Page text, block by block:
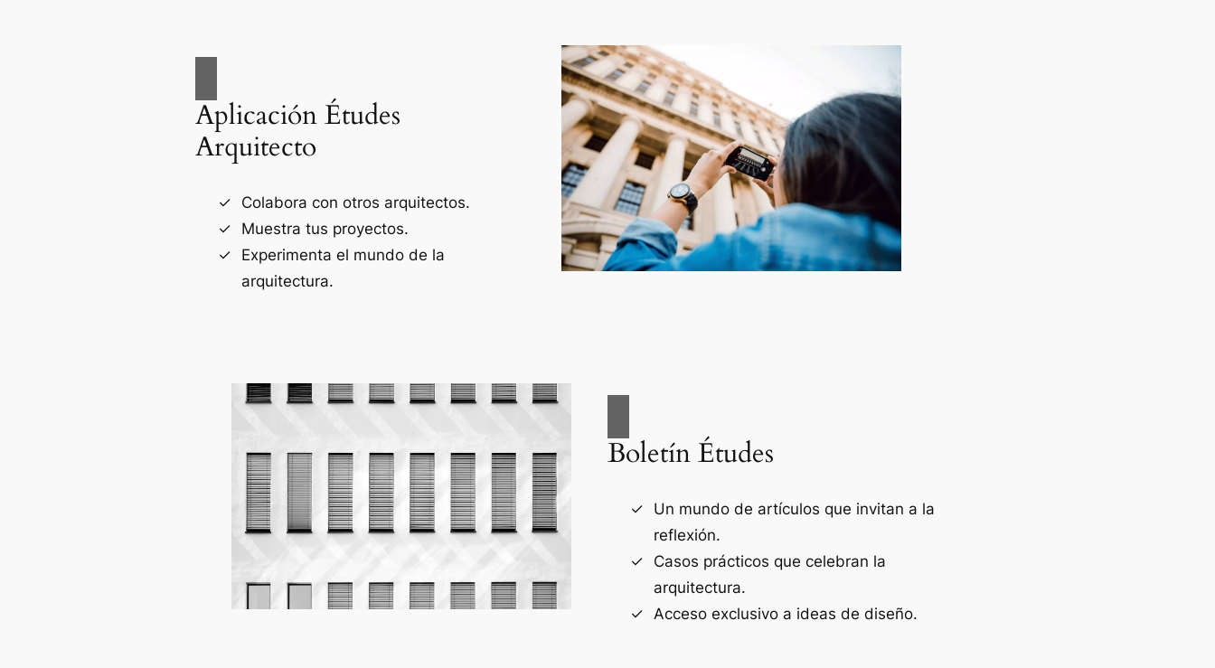
Aplicación Études
Arquitecto
Colabora con otros arquitectos.
Muestra tus proyectos.
Experimenta el mundo de la
arquitectura.
Boletín Études
Un mundo de artículos que invitan a la
reflexión.
Casos prácticos que celebran la
arquitectura.
Acceso exclusivo a ideas de diseño.